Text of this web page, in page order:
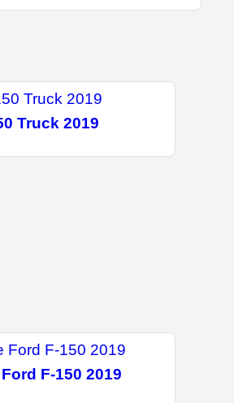
Truck 2019
F-150 2019